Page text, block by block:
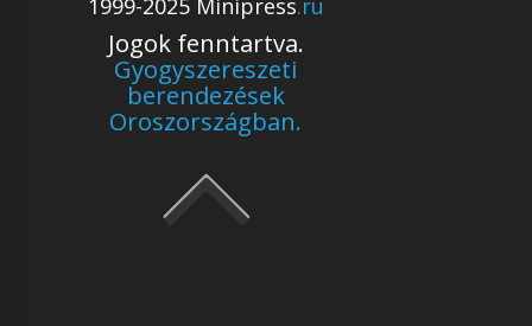
Jogok fenntartva.
Gyogyszereszeti
berendezések
Oroszországban.